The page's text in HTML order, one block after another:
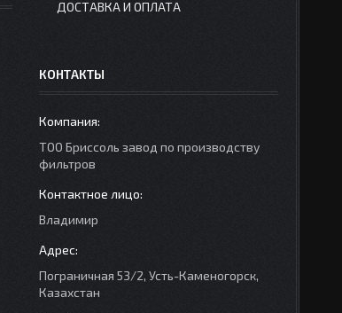
ДОСТАВКА И ОПЛАТА
КОНТАКТЫ
ТОО Бриссоль завод по производству
фильтров
Владимир
Пограничная 53/2, Усть-Каменогорск,
Казахстан